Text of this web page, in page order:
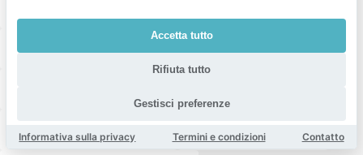
Magere Brug Jonas Daniël Meijerplein
Nationale Opera & Ballet Waterloopleinmarkt
Accetta tutto
Rifiuta tutto
Gestisci preferenze
Informativa sulla privacy Termini e condizioni Contatto